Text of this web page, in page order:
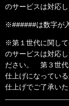
のサービスは対応し
※######は数字が
※第１世代に関し
のサービスは対応
ださい。 第３世代
仕上げになってい
仕上げでご了承い